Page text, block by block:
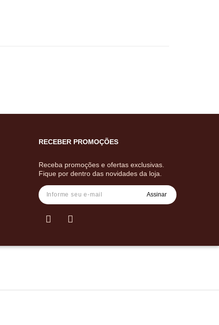
RECEBER PROMOÇÕES
Receba promoções e ofertas exclusivas.
Fique por dentro das novidades da loja.
Assinar